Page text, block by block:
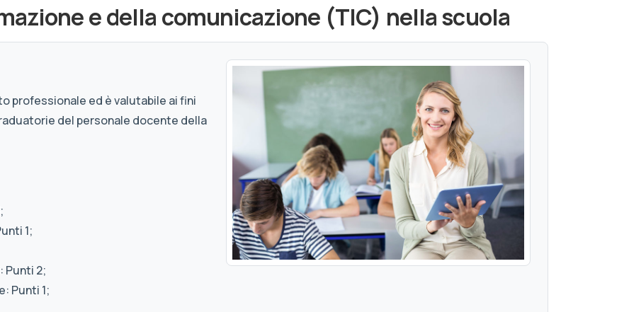
e della comunicazione (TIC) nella scuola
professionale ed è valutabile ai fini
del personale docente della
1;
Punti 2;
Punti 1;